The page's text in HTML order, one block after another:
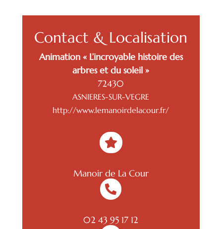
Contact & Localisation
Animation « L’incroyable histoire des
arbres et du soleil »
72430
ASNIERES-SUR-VEGRE
http://www.lemanoirdelacour.fr/

Manoir de La Cour

02 43 95 17 12